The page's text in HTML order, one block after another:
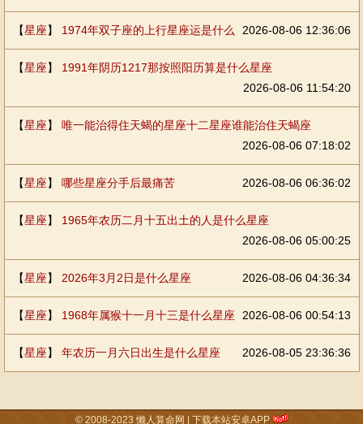
【星座】 1974年双子座的上行星座运是什么 2026-08-06 12:36:06
【星座】 1991年阴历1217那按照阳历算是什么星座
2026-08-06 11:54:20
【星座】 唯一能治得住天蝎的星座十二星座谁能治住天蝎座
2026-08-06 07:18:02
【星座】 哪些星座分手后最痛苦 2026-08-06 06:36:02
【星座】 1965年农历二月十五出土的人是什么星座
2026-08-06 05:00:25
【星座】 2026年3月2日是什么星座 2026-08-06 04:36:34
【星座】 1968年属猴十一月十三是什么星座 2026-08-06 00:54:13
【星座】 年农历一月六日出生是什么星座 2026-08-05 23:36:36
© 2008-2023 懒人算命网 下载本站安卓APP